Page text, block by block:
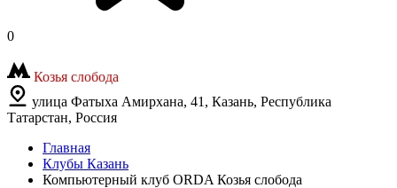
0
Козья слобода
улица Фатыха Амирхана, 41, Казань, Республика
Татарстан, Россия
Главная
Клубы Казань
Компьютерный клуб ORDA Козья слобода